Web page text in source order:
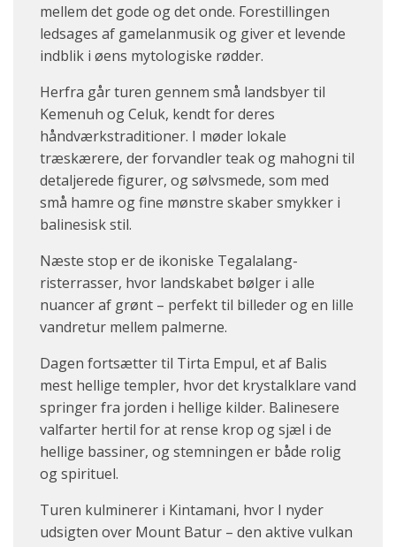
mellem det gode og det onde. Forestillingen
ledsages af gamelanmusik og giver et levende
indblik i øens mytologiske rødder.
Herfra går turen gennem små landsbyer til
Kemenuh og Celuk, kendt for deres
håndværkstraditioner. I møder lokale
træskærere, der forvandler teak og mahogni til
detaljerede figurer, og sølvsmede, som med
små hamre og fine mønstre skaber smykker i
balinesisk stil.
Næste stop er de ikoniske Tegalalang-
risterrasser, hvor landskabet bølger i alle
nuancer af grønt – perfekt til billeder og en lille
vandretur mellem palmerne.
Dagen fortsætter til Tirta Empul, et af Balis
mest hellige templer, hvor det krystalklare vand
springer fra jorden i hellige kilder. Balinesere
valfarter hertil for at rense krop og sjæl i de
hellige bassiner, og stemningen er både rolig
og spirituel.
Turen kulminerer i Kintamani, hvor I nyder
udsigten over Mount Batur – den aktive vulkan